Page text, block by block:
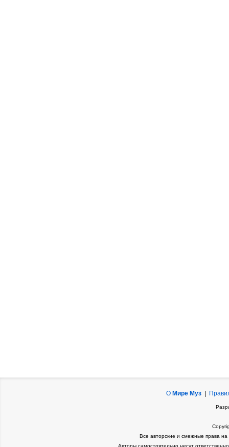
О Мире Муз|
Все авторские и смежные права
Авторы самостоятельно несут